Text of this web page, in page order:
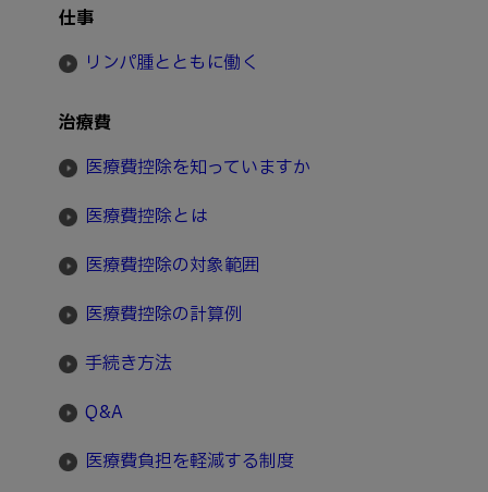
仕事
リンパ腫とともに働く
治療費
医療費控除を知っていますか
医療費控除とは
医療費控除の対象範囲
医療費控除の計算例
手続き方法
Q&A
医療費負担を軽減する制度